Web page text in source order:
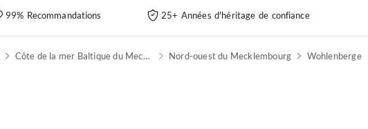
99% Recommandations 25+ Années d'héritage de confiance
Côte de la mer Baltique du Mecklembourg Nord-ouest du Mecklembourg Wohlenberger